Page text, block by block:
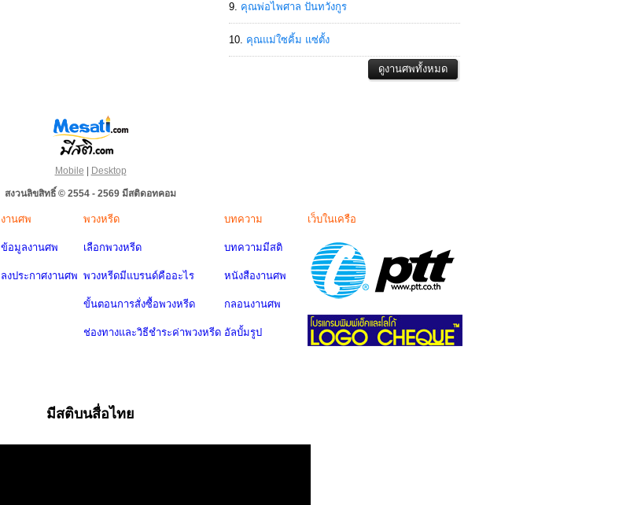
คุณพ่อไพศาล ปันทวังกูร
คุณแม่ใซคิ้ม แซ่ตั้ง
Mobile | Desktop
สงวนลิขสิทธิ์ © 2554 - 2569 มีสติดอทคอม
งานศพ
ข้อมูลงานศพ
ลงประกาศงานศพ
พวงหรีด
เลือกพวงหรีด
พวงหรีดมีแบรนด์คืออะไร
ขั้นตอนการสั่งซื้อพวงหรีด
ช่องทางและวิธีชำระค่าพวงหรีด
บทความ
บทความมีสติ
หนังสืองานศพ
กลอนงานศพ
อัลบั้มรูป
เว็บในเครือ
มีสติบนสื่อไทย